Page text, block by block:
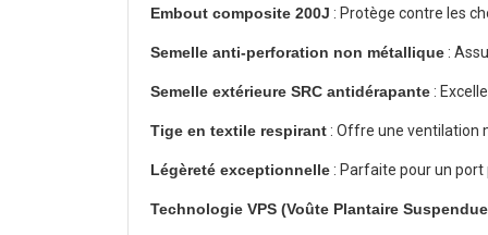
Embout composite 200J : Protège contre les
Semelle anti-perforation non métallique :
Semelle extérieure SRC antidérapante :
Tige en textile respirant : Offre une ventilation
Légèreté exceptionnelle : Parfaite pour un
Technologie VPS (Voûte Plantaire